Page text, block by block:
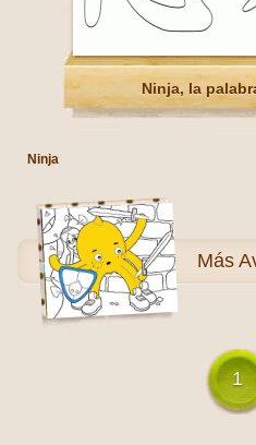
Ninja, la
Ninja
Más
1